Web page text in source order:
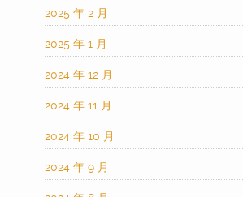
2025 年 2 月
2025 年 1 月
2024 年 12 月
2024 年 11 月
2024 年 10 月
2024 年 9 月